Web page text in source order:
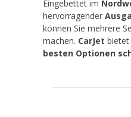
Eingebettet im
hervorragender
können Sie mehrere
machen. CarJet bietet
besten Optionen